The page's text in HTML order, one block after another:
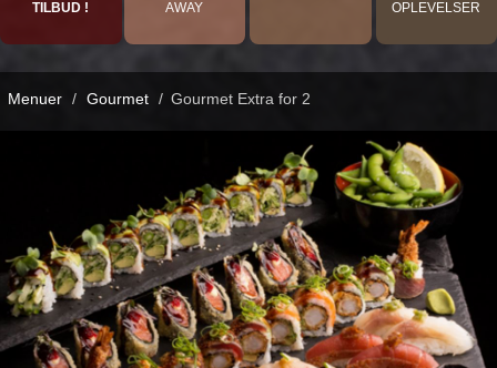
TILBUD !
AWAY
OPLEVELSER
Menuer / Gourmet / Gourmet Extra for 2